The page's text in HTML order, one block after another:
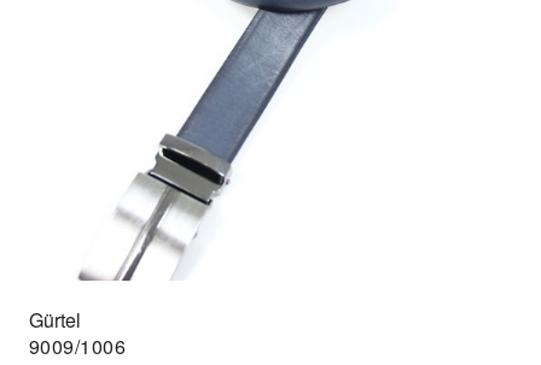
Gürtel
9009/1006